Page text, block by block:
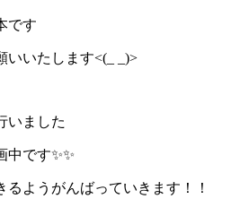
です
いいたします<(_ _)>
いました
です✨✨
ようがんばっていきます！！